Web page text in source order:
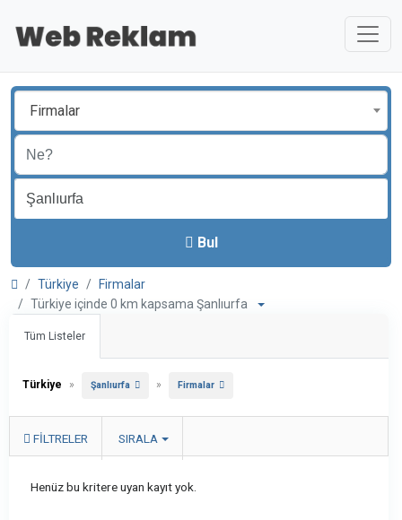
Firmalar
Bul
Türkiye
Firmalar
Türkiye içinde 0 km kapsama Şanlıurfa
Tüm Listeler
Türkiye » Şanlıurfa » Firmalar
FILTRELER SIRALA
Henüz bu kritere uyan kayıt yok.